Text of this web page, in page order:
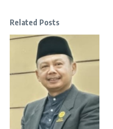
Related Posts